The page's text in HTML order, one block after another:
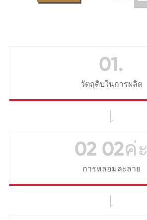
01.
วัตถุดิบในการผลิต

02 02ค่ะ
การหลอมละลาย
